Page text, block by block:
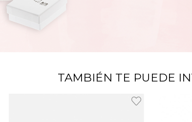
TAMBIÉN TE PUEDE